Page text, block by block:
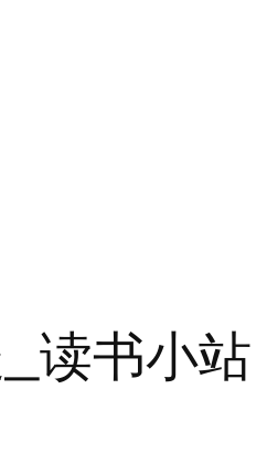
读书小站